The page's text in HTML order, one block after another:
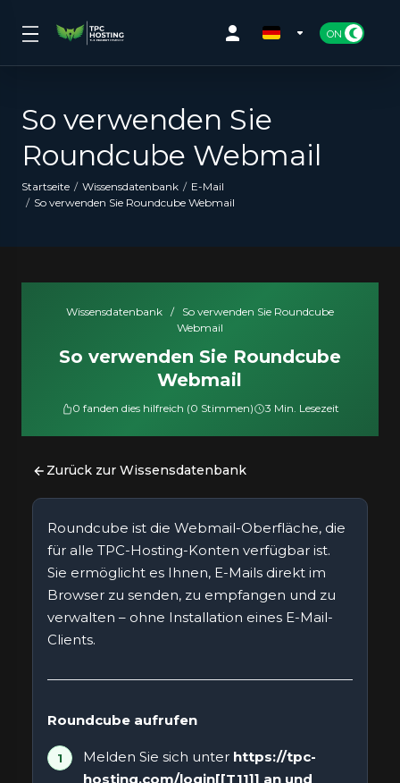
So verwenden Sie
Roundcube Webmail
Startseite Wissensdatenbank
E-Mail
So verwenden Sie Roundcube Webmail
Wissensdatenbank /
So verwenden Sie Roundcube
Webmail
So verwenden Sie Roundcube
Webmail
0 fanden dies hilfreich (0 Stimmen) 3 Min. Lesezeit
Zurück zur Wissensdatenbank
Roundcube ist die Webmail-Oberfläche, die
für alle TPC-Hosting-Konten verfügbar ist.
Sie ermöglicht es Ihnen, E-Mails direkt im
Browser zu senden, zu empfangen und zu
verwalten – ohne Installation eines E-Mail-
Clients.
Roundcube aufrufen
Melden Sie sich unter https://tpc-
hosting.com/login[[T11]] an und